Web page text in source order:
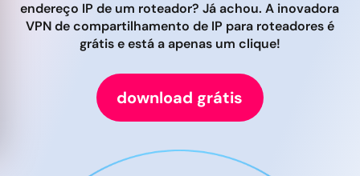
endereço IP de um roteador? Já achou. A inovadora
VPN de compartilhamento de IP para roteadores é
grátis e está a apenas um clique!
download grátis